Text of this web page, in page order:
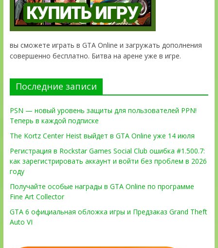
вы сможете играть в GTA Online и загружать дополнения
совершенно бесплатно. Битва на арене уже в игре.
Последние записи
PSN — новый уровень защиты для пользователей PPN!
Теперь в каждой подписке
The Kortz Center Heist выйдет в GTA Online уже 14 июля
Регистрация в Rockstar Games Social Club ошибка #1.500.7:
как зарегистрировать аккаунт и войти без проблем в 2026
году
Получайте особые награды в GTA Online по программе
Fine Art Collector
GTA 6 официальная обложка игры и Предзаказ Grand Theft
Auto VI